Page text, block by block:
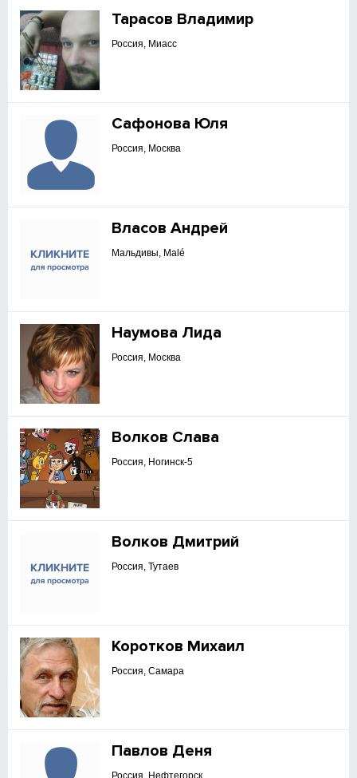
Тарасов Владимир
Россия, Миасс
Сафонова Юля
Россия, Москва
Власов Андрей
Мальдивы, Malé
Наумова Лида
Россия, Москва
Волков Слава
Россия, Ногинск-5
Волков Дмитрий
Россия, Тутаев
Коротков Михаил
Россия, Самара
Павлов Деня
Россия, Нефтегорск